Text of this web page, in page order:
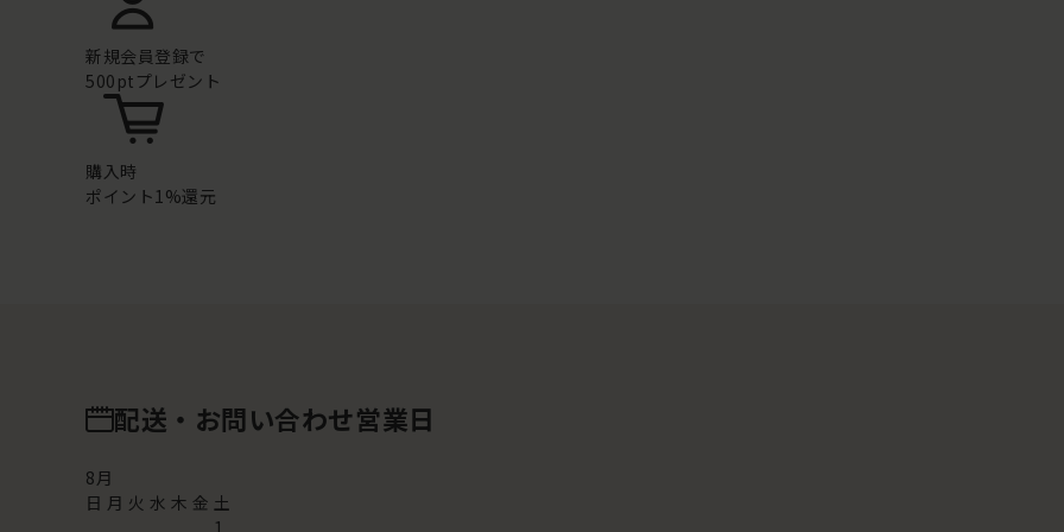
新規会員登録で
500ptプレゼント
購入時
ポイント1%還元
配送・お問い合わせ営業日
8月
日 月 火 水 木 金 土